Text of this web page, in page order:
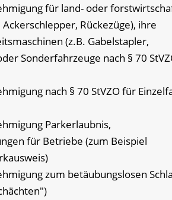
für land- oder
Ackerschlepper, Rückezüge), ihre
(z.B. Gabelstapler,
Sonderfahrzeuge nach § 70
nach § 70 StVZO für
Parkerlaubnis,
für Betriebe (zum Beispiel
zum betäubungslosen